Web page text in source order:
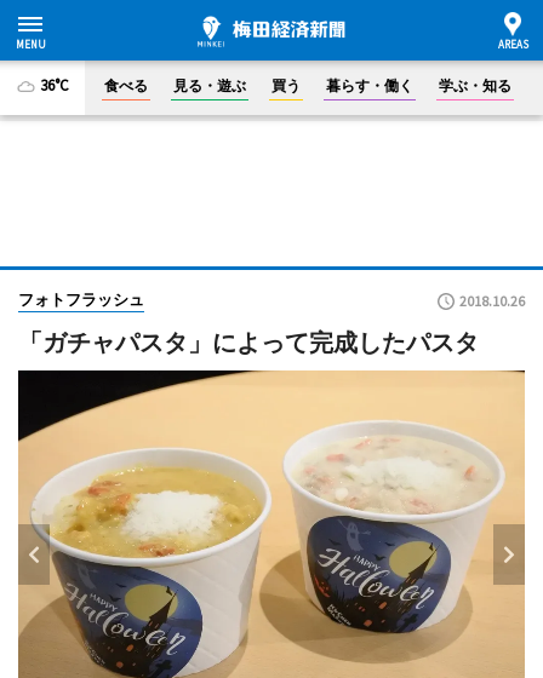
36°C 食べる 見る・遊ぶ 買う 暮らす・働く 学ぶ・知る
フォトフラッシュ 2018.10.26
「ガチャパスタ」によって完成したパスタ